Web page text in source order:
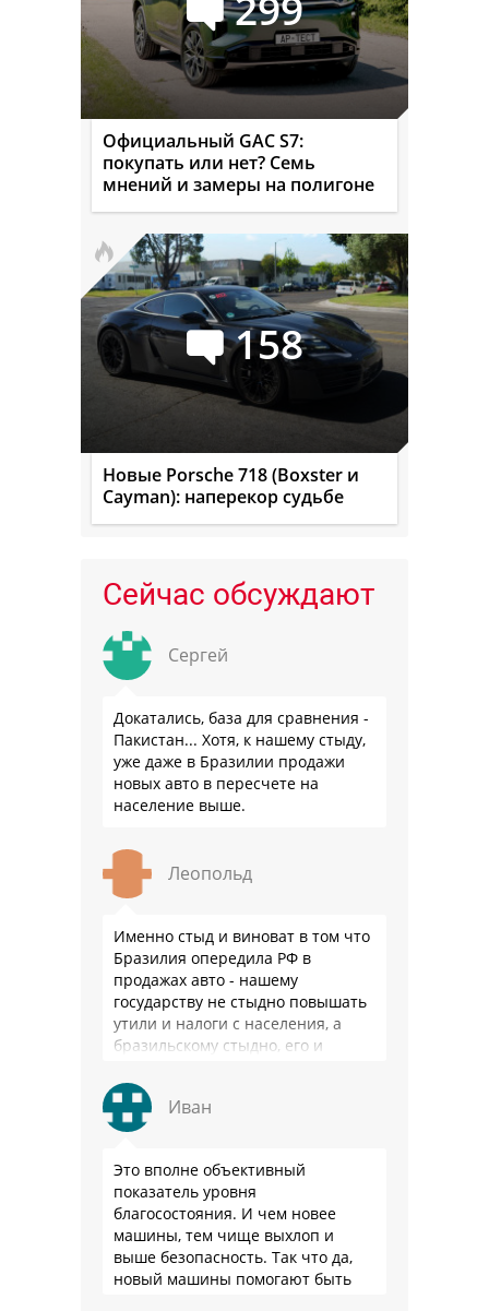
Официальный GAC S7:
покупать или нет? Семь
мнений и замеры на полигоне
158
Новые Porsche 718 (Boxster и
Cayman): наперекор судьбе
Сейчас обсуждают
Сергей
Докатались, база для сравнения -
Пакистан... Хотя, к нашему стыду,
уже даже в Бразилии продажи
новых авто в пересчете на
население выше.
Леопольд
Именно стыд и виноват в том что
Бразилия опередила РФ в
продажах авто - нашему
государству не стыдно повышать
утили и налоги с населения, а
бразильскому стыдно, его и
Иван
Это вполне объективный
показатель уровня
благосостояния. И чем новее
машины, тем чище выхлоп и
выше безопасность. Так что да,
новый машины помогают быть